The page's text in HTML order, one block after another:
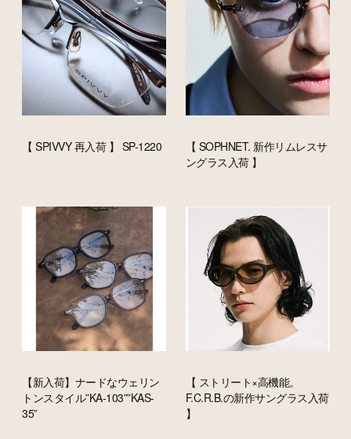
【 SPIVVY 再入荷 】 SP-1220
【 SOPHNET. 新作リムレスサ
ングラス入荷 】
【新入荷】ナードなウェリン
トンスタイル”KA-103””KAS-
35”
【 ストリート×高機能。
F.C.R.B.の新作サングラス入荷
】